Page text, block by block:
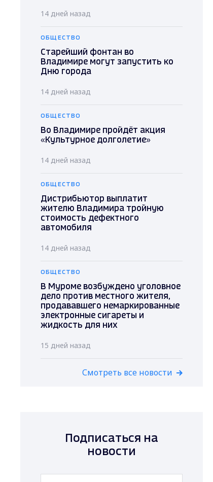
14 дней назад
ОБЩЕСТВО
Старейший фонтан во
Владимире могут запустить ко
Дню города
14 дней назад
ОБЩЕСТВО
Во Владимире пройдёт акция
«Культурное долголетие»
14 дней назад
ОБЩЕСТВО
Дистрибьютор выплатит
жителю Владимира тройную
стоимость дефектного
автомобиля
14 дней назад
ОБЩЕСТВО
В Муроме возбуждено уголовное
дело против местного жителя,
продававшего немаркированные
электронные сигареты и
жидкость для них
15 дней назад
Смотреть все новости
Подписаться на
новости